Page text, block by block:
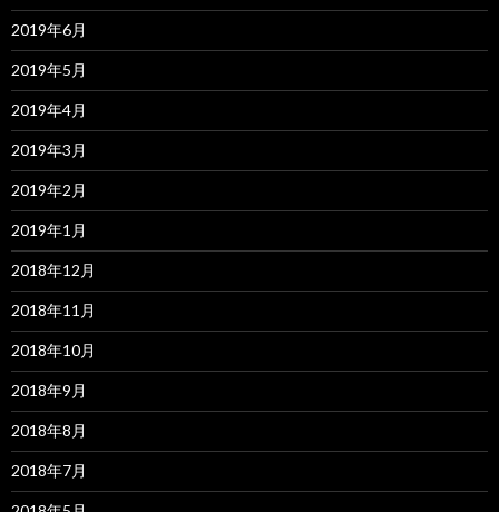
2019年6月
2019年5月
2019年4月
2019年3月
2019年2月
2019年1月
2018年12月
2018年11月
2018年10月
2018年9月
2018年8月
2018年7月